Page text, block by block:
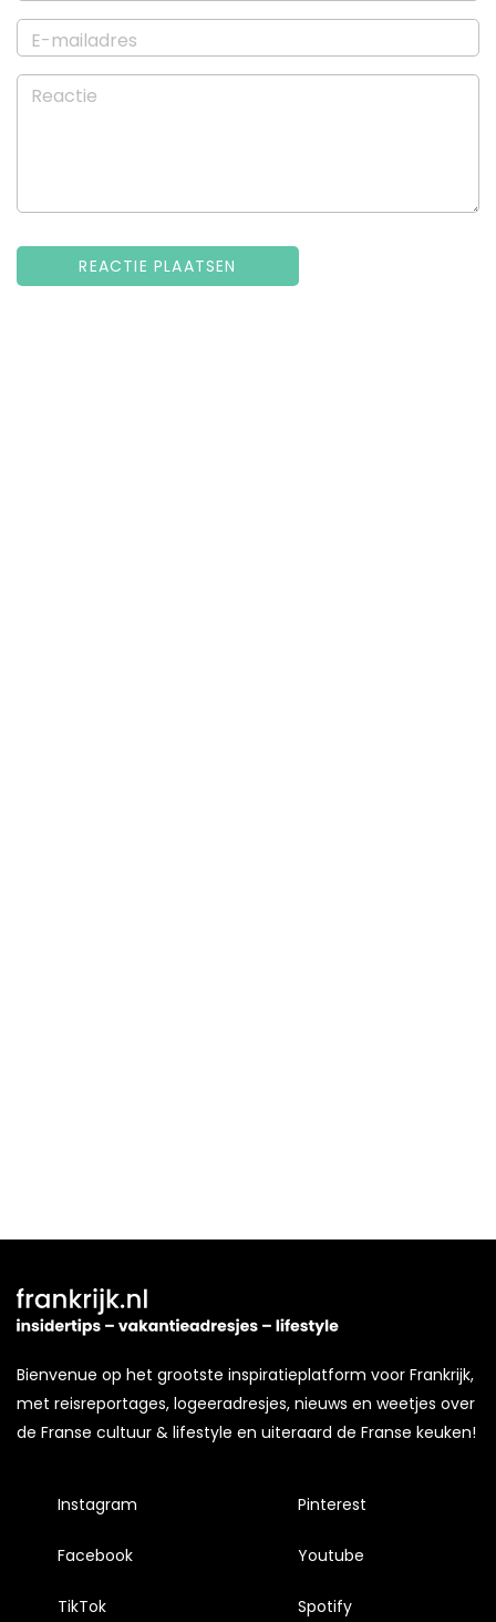
E-mailadres
Reactie
Bienvenue op het grootste inspiratieplatform voor Frankrijk,
met reisreportages, logeeradresjes, nieuws en weetjes over
de Franse cultuur & lifestyle en uiteraard de Franse keuken!
Instagram
Facebook
TikTok
Pinterest
Youtube
Spotify